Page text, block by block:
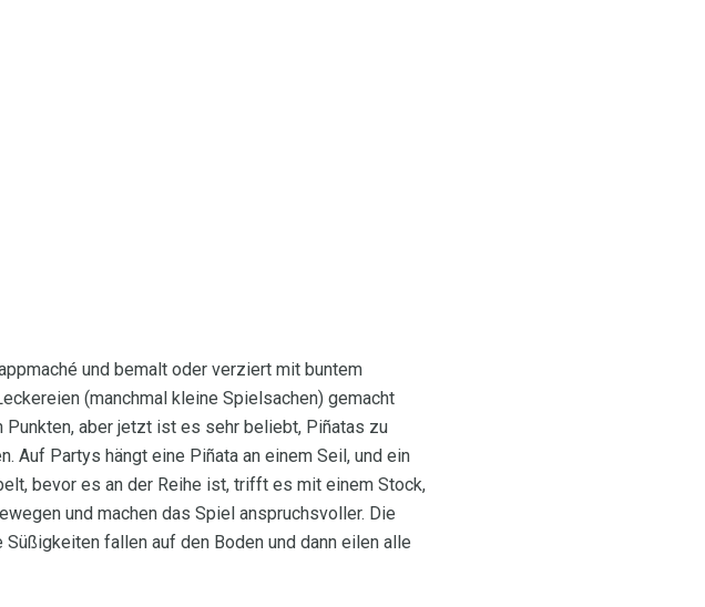
und bemalt oder verziert mit buntem
(manchmal kleine Spielsachen) gemacht
aber jetzt ist es sehr beliebt, Piñatas zu
Auf Partys hängt eine Piñata an einem Seil, und ein
bevor es an der Reihe ist, trifft es mit einem Stock,
und machen das Spiel anspruchsvoller. Die
fallen auf den Boden und dann eilen alle